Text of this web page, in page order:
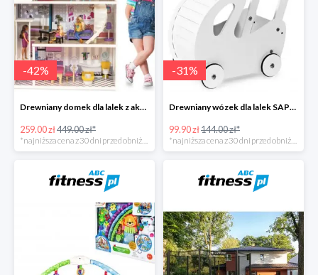
-42%
Drewniany domek dla lalek z akcesoriami i światełkami LED
259.00 zł449.00 zł*
*najniższa cena z 30 dni przed obniżką
-31%
Drewniany wózek dla lalek SAPPHIRE
99.90 zł144.00 zł*
*najniższa cena z 30 dni przed obniżką